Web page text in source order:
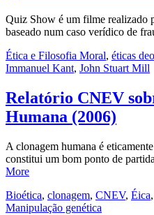
Quiz Show é um filme realizado
baseado num caso verídico de
Ética e Filosofia Moral, éticas
Immanuel Kant, John Stuart Mill
Relatório CNEV
Humana (2006)
A clonagem humana é
constitui um bom ponto de
More
Bioética, clonagem, CNEV, Éica,
Manipulação genética